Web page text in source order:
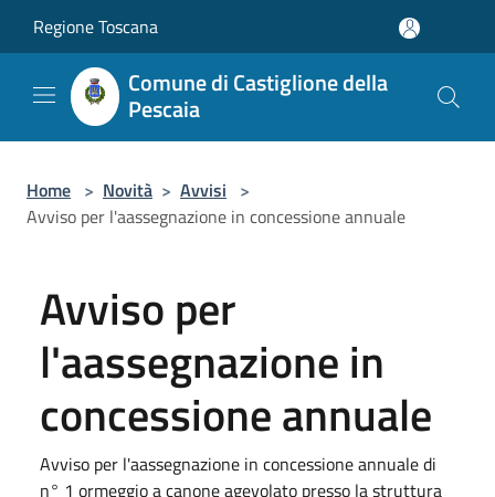
Regione Toscana
Comune di Castiglione della
Pescaia
Home > Novità > Avvisi >
Avviso per l'aassegnazione in concessione annuale
Avviso per
l'aassegnazione in
concessione annuale
Avviso per l'aassegnazione in concessione annuale di
n° 1 ormeggio a canone agevolato presso la struttura